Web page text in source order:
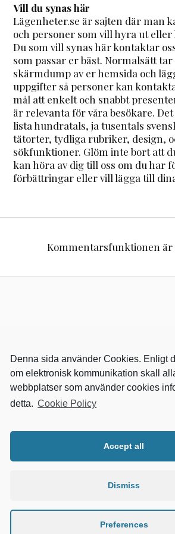
Vill du synas här
Lägenheter.se är sajten där man
och personer som vill hyra ut
Du som vill synas här kontaktar
som passar er bäst. Normalsätt tar
skärmdump av er hemsida och
uppgifter så personer kan
mål att enkelt och snabbt
är relevanta för våra besökare.
lista hundratals, ja tusentals
tätorter, tydliga rubriker, design,
sökfunktioner. Glöm inte bort att
kan höra av dig till oss om du har
förbättringar eller vill lägga till
Kommentarsfunktionen är
Denna sida använder Cookies. Enligt
om elektronisk kommunikation skall
webbplatser som använder cookies
detta. Cookie Policy
Accept all
Dismiss
Preferences